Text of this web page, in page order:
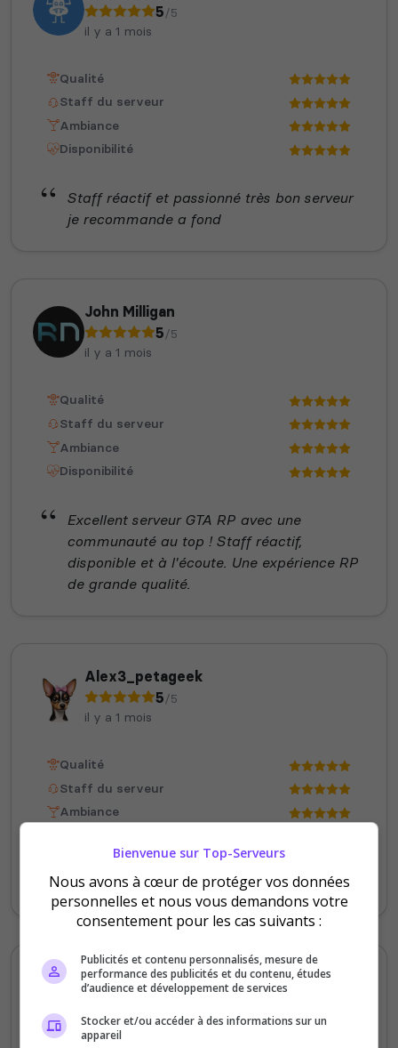
5/5
il y a 1 mois
Qualité
Staff du serveur
Ambiance
Disponibilité
Staff réactif et passionné très bon serveur
je recommande a fond
John Milligan
5/5
il y a 1 mois
Qualité
Staff du serveur
Ambiance
Disponibilité
Excellent serveur GTA RP avec une
communauté au top ! Staff réactif,
disponible et à l'écoute. Une expérience RP
de grande qualité.
Alex3_petageek
5/5
il y a 1 mois
Qualité
Staff du serveur
Ambiance
Meilleur serveur de tout les temps
Riley
5
il y a 1 mois
Bienvenue sur Top-Serveurs
Nous avons à cœur de protéger vos données
personnelles et nous vous demandons votre
consentement pour les cas suivants :
Publicités et contenu personnalisés, mesure de
performance des publicités et du contenu, études
d’audience et développement de services
Stocker et/ou accéder à des informations sur un
appareil